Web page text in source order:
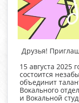
Друзья!
15 августа 2025
состоится
объединит
Вокального
и Вокальной